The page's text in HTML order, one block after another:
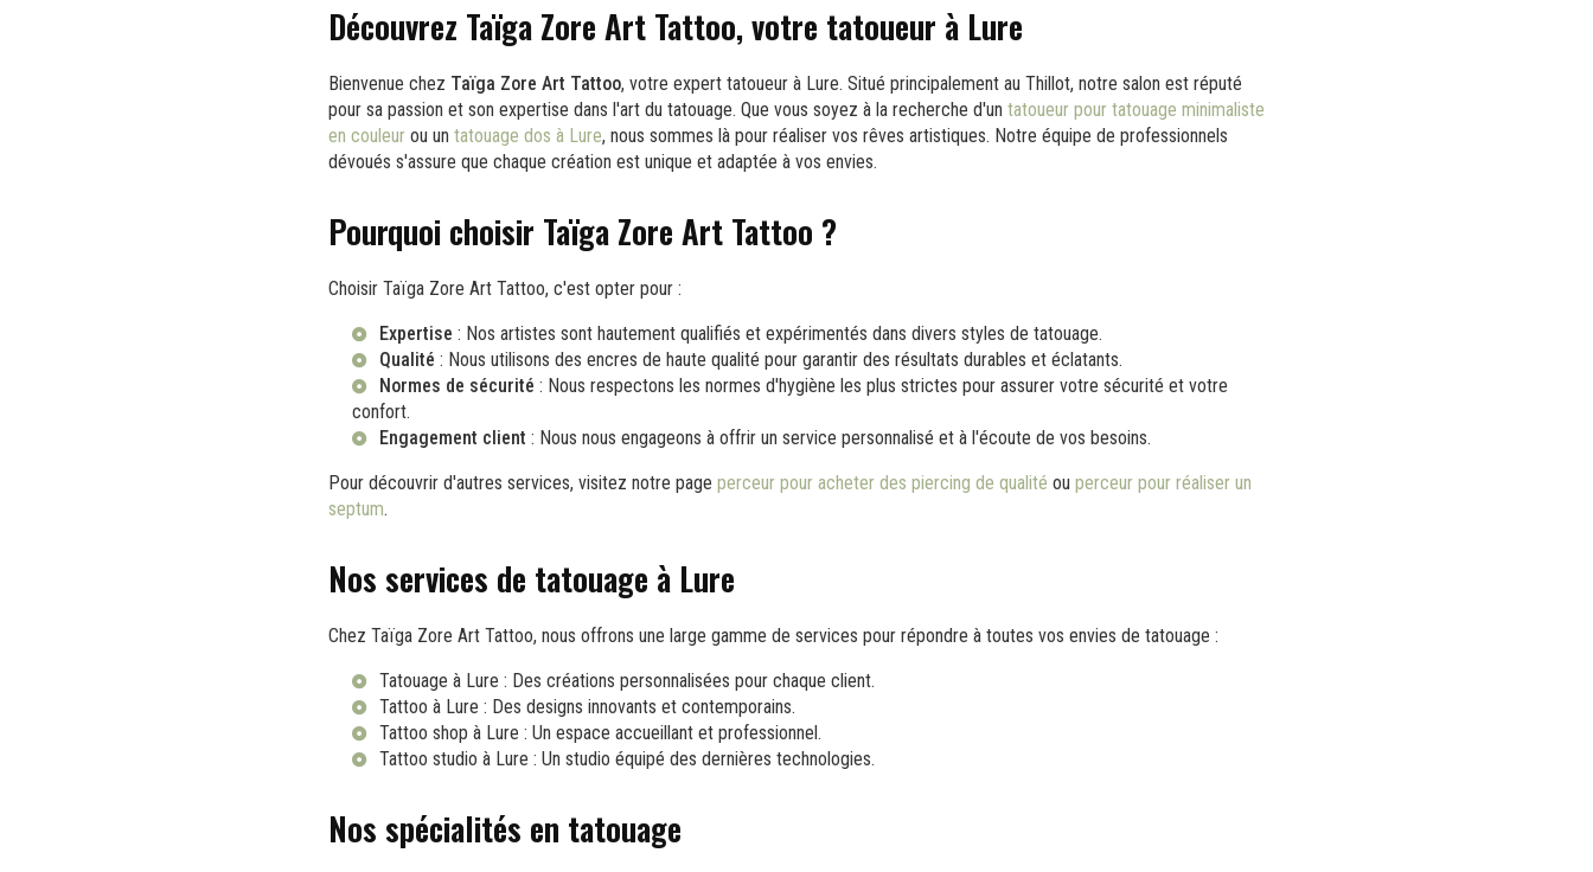
Découvrez Taïga Zore Art Tattoo, votre tatoueur à Lure
Bienvenue chez Taïga Zore Art Tattoo, votre expert tatoueur à Lure. Situé principalement au Thillot, notre salon est réputé
pour sa passion et son expertise dans l'art du tatouage. Que vous soyez à la recherche d'un tatoueur pour tatouage minimaliste
en couleur ou un tatouage dos à Lure, nous sommes là pour réaliser vos rêves artistiques. Notre équipe de professionnels
dévoués s'assure que chaque création est unique et adaptée à vos envies.
Pourquoi choisir Taïga Zore Art Tattoo ?
Choisir Taïga Zore Art Tattoo, c'est opter pour :
Expertise : Nos artistes sont hautement qualifiés et expérimentés dans divers styles de tatouage.
Qualité : Nous utilisons des encres de haute qualité pour garantir des résultats durables et éclatants.
Normes de sécurité : Nous respectons les normes d'hygiène les plus strictes pour assurer votre sécurité et votre
confort.
Engagement client : Nous nous engageons à offrir un service personnalisé et à l'écoute de vos besoins.
Pour découvrir d'autres services, visitez notre page perceur pour acheter des piercing de qualité ou perceur pour réaliser un
septum.
Nos services de tatouage à Lure
Chez Taïga Zore Art Tattoo, nous offrons une large gamme de services pour répondre à toutes vos envies de tatouage :
Tatouage à Lure : Des créations personnalisées pour chaque client.
Tattoo à Lure : Des designs innovants et contemporains.
Tattoo shop à Lure : Un espace accueillant et professionnel.
Tattoo studio à Lure : Un studio équipé des dernières technologies.
Nos spécialités en tatouage